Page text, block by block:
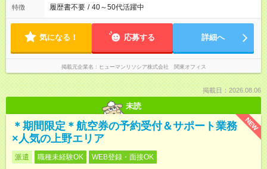
特徴 履歴書不要 / 40～50代活躍中
気になる！ 応募する 詳細へ
掲載元企業名 ヒューマンリソシア株式会社 関東オフィス
掲載日：2026.08.06
未読
NEW
＊期間限定＊航空券の予約受付＆サポート業務
×人気の上野エリア
派遣 職種未経験OK WEB登録・面接OK